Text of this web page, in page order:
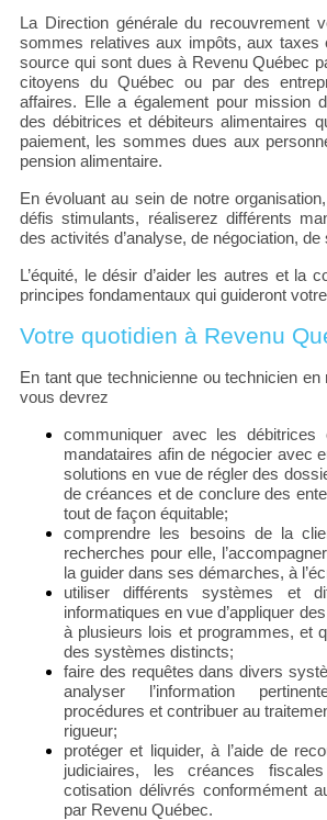
La Direction générale du recouvrement
sommes relatives aux impôts, aux taxes
source qui sont dues à Revenu Québec
citoyens du Québec ou par des
affaires. Elle a également pour mission
des débitrices et débiteurs alimentaires
paiement, les sommes dues aux
pension alimentaire.
En évoluant au sein de notre
défis stimulants, réaliserez différents
des activités d’analyse, de négociation,
L’équité, le désir d’aider les autres et la
principes fondamentaux qui guideront
Votre quotidien à Revenu
En tant que technicienne ou technicien
vous devrez
communiquer avec les
mandataires afin de négocier avec
solutions en vue de régler des
de créances et de conclure des
tout de façon équitable;
comprendre les besoins de la
recherches pour elle,
la guider dans ses démarches, à
utiliser différents systèmes et
informatiques en vue d’appliquer
à plusieurs lois et programmes, et
des systèmes distincts;
faire des requêtes dans divers
analyser l’information
procédures et contribuer au
rigueur;
protéger et liquider, à l’aide de
judiciaires, les créances
cotisation délivrés conformément
par Revenu Québec.